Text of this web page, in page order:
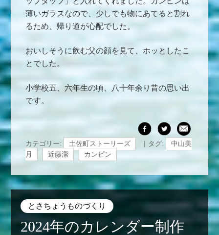
薄いガラスなので、少しでも物にあてると割れ
るため、帰り道が心配でした。
おいしそうに飲む父の顔を見て、ホッとしたこ
とでした。
小学校五、六年生の頃、八十年余り昔の思い出
です。
カテゴリー: 土佐町ストーリーズ タグ:
中山美
月
近藤潔 カンピン
とさちょうものづくり
2024年のカレンダー制作